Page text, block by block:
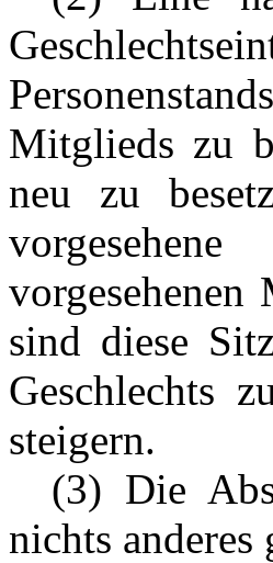
Mitglieds zu
neu zu
sind diese
Geschlechts
steigern.
(3) Die
nichts anderes